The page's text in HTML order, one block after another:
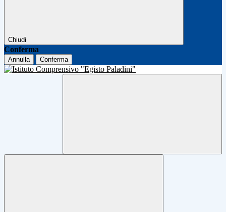
Chiudi
Conferma
Annulla Conferma